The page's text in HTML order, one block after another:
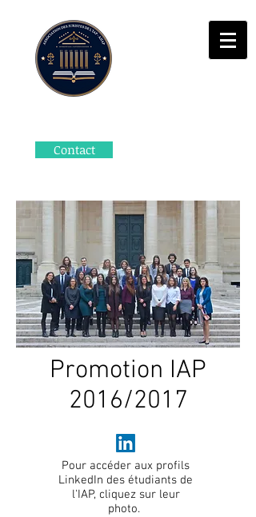
Contact
Promotion IAP
2016/2017
Pour accéder aux profils
LinkedIn des étudiants de
l'IAP, cliquez sur leur
photo.